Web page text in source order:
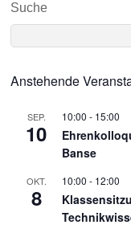
Suche
Anstehende
SEP.
10
10:00 - 15:00
Banse
OKT.
8
10:00 - 12:00